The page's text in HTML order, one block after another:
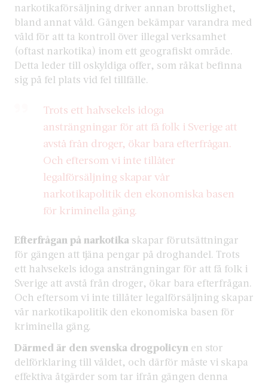
narkotikaförsäljning driver annan brottslighet,
bland annat våld. Gängen bekämpar varandra med
våld för att ta kontroll över illegal verksamhet
(oftast narkotika) inom ett geografiskt område.
Detta leder till oskyldiga offer, som råkat befinna
sig på fel plats vid fel tillfälle.
Trots ett halvsekels idoga
ansträngningar för att få folk i Sverige att
avstå från droger, ökar bara efterfrågan.
Och eftersom vi inte tillåter
legalförsäljning skapar vår
narkotikapolitik den ekonomiska basen
för kriminella gäng.
Efterfrågan på narkotika skapar förutsättningar
för gängen att tjäna pengar på droghandel. Trots
ett halvsekels idoga ansträngningar för att få folk i
Sverige att avstå från droger, ökar bara efterfrågan.
Och eftersom vi inte tillåter legalförsäljning skapar
vår narkotikapolitik den ekonomiska basen för
kriminella gäng.
Därmed är den svenska drogpolicyn en stor
delförklaring till våldet, och därför måste vi skapa
effektiva åtgärder som tar ifrån gängen denna